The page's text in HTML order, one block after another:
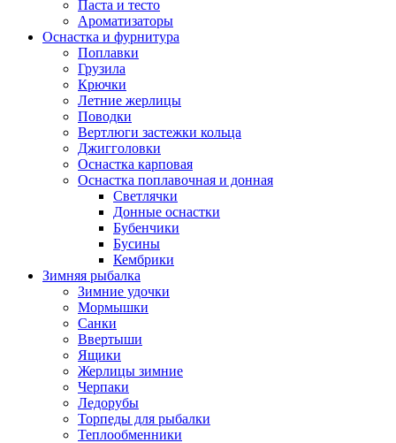
Паста и тесто
Ароматизаторы
Оснастка и фурнитура
Поплавки
Грузила
Крючки
Летние жерлицы
Поводки
Вертлюги застежки кольца
Джигголовки
Оснастка карповая
Оснастка поплавочная и донная
Светлячки
Донные оснастки
Бубенчики
Бусины
Кембрики
Зимняя рыбалка
Зимние удочки
Мормышки
Санки
Ввертыши
Ящики
Жерлицы зимние
Черпаки
Ледорубы
Торпеды для рыбалки
Теплообменники